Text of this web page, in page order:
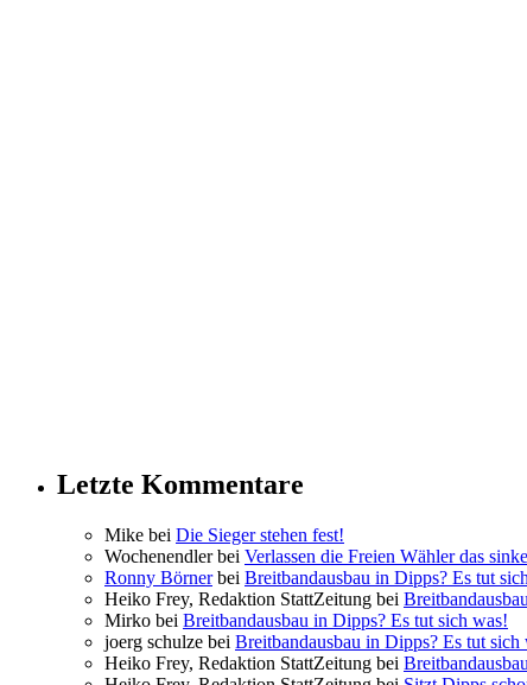
Letzte Kommentare
Mike bei Die Sieger stehen fest!
Wochenendler bei Verlassen die Freien Wähler das
Ronny Börnerbei Breitbandausbau in Dipps? Es tut
Heiko Frey, Redaktion StattZeitung bei
Mirko bei Breitbandausbau in Dipps? Es tut sich was!
joerg schulze bei Breitbandausbau in Dipps? Es tut sich
Heiko Frey, Redaktion StattZeitung bei